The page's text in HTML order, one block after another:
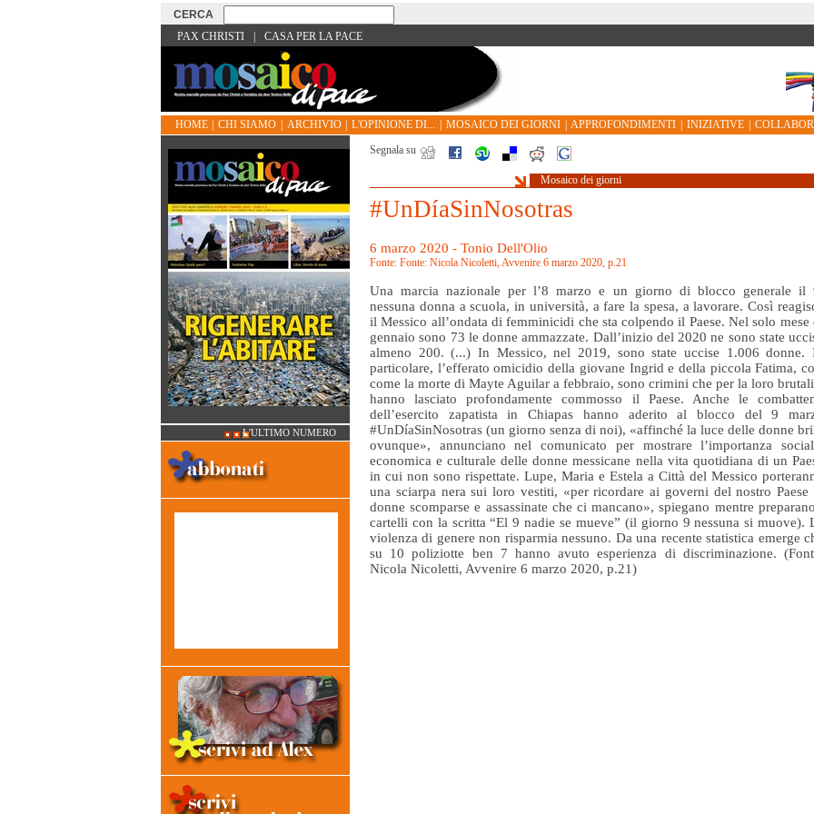
PAX CHRISTI CASA PER LA PACE
HOME CHI SIAMO ARCHIVIO L'OPINIONE DI... MOSAICO DEI GIORNI APPROFONDIMENTI INIZIATIVE
Segnala su
Mosaico dei giorni
#UnDíaSinNosotras
6 marzo 2020 - Tonio Dell'Olio
Fonte: Fonte: Nicola Nicoletti, Avvenire 6 marzo 2020, p.21
Una marcia nazionale per l’8 marzo e un giorno di blocco generale il
nessuna donna a scuola, in università, a fare la spesa, a lavorare. Così
il Messico all’ondata di femminicidi che sta colpendo il Paese. Nel solo mese
gennaio sono 73 le donne ammazzate. Dall’inizio del 2020 ne sono state
almeno 200. (...) In Messico, nel 2019, sono state uccise 1.006 donne.
particolare, l’efferato omicidio della giovane Ingrid e della piccola Fatima,
come la morte di Mayte Aguilar a febbraio, sono crimini che per la loro
hanno lasciato profondamente commosso il Paese. Anche le
dell’esercito zapatista in Chiapas hanno aderito al blocco del 9
#UnDíaSinNosotras (un giorno senza di noi), «affinché la luce delle donne
ovunque», annunciano nel comunicato per mostrare l’importanza
economica e culturale delle donne messicane nella vita quotidiana di un
in cui non sono rispettate. Lupe, Maria e Estela a Città del Messico
una sciarpa nera sui loro vestiti, «per ricordare ai governi del nostro Paese
donne scomparse e assassinate che ci mancano», spiegano mentre
cartelli con la scritta “El 9 nadie se mueve” (il giorno 9 nessuna si muove).
violenza di genere non risparmia nessuno. Da una recente statistica emerge
su 10 poliziotte ben 7 hanno avuto esperienza di discriminazione.
Nicola Nicoletti, Avvenire 6 marzo 2020, p.21)
L'ULTIMO NUMERO